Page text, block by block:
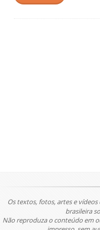
Os textos, fotos, artes e
brasileira
Não reproduza o conteúdo em